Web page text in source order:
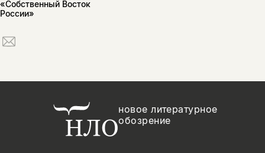
«Собственный Восток
России»
новое литературное
обозрение